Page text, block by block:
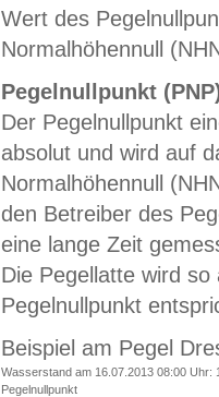
Wert des
Normalhöhennull
Pegelnullpunkt
Der Pegelnullpunkt
absolut und wird auf
Normalhöhennull
den Betreiber des
eine lange Zeit
Die Pegellatte wird
Pegelnullpunkt
Beispiel am Pegel
Wasserstand am 16.07.2013 08:00 Uhr:
Pegelnullpunkt